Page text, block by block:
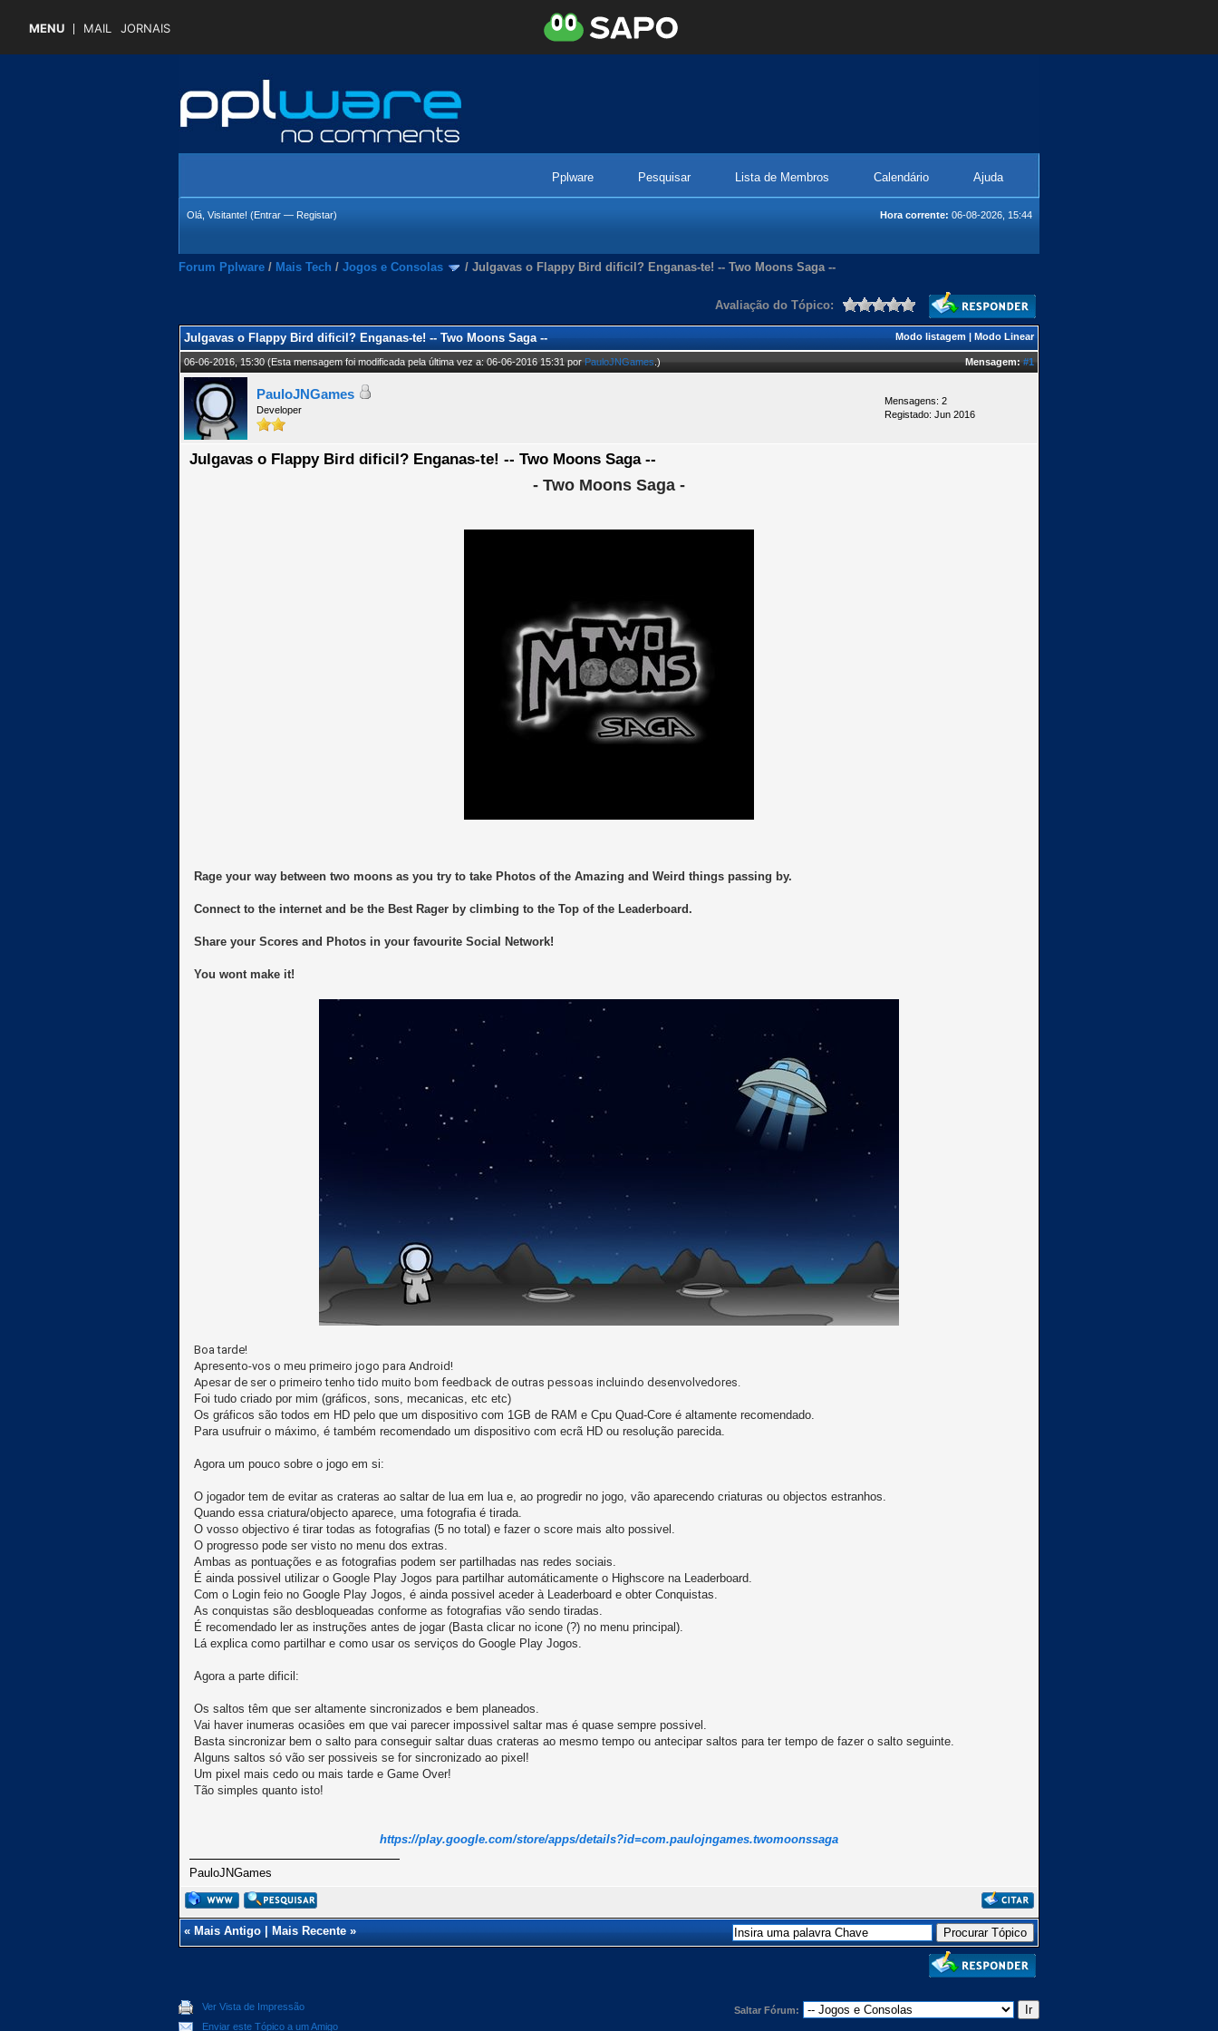
MENU MAIL JORNAIS
Pplware Pesquisar Lista de Membros Calendário Ajuda
Hora corrente: 06-08-2026, 15:44
Olá, Visitante! (Entrar — Registar)
Forum Pplware / Mais Tech / Jogos e Consolas / Julgavas o Flappy Bird dificil? Enganas-te! -- Two Moons Saga --
Avaliação do Tópico:
Modo listagem | Modo Linear
Julgavas o Flappy Bird dificil? Enganas-te! -- Two Moons Saga --
06-06-2016, 15:30(Esta mensagem foi modificada pela última vez a: 06-06-2016 15:31 porPauloJNGames.) Mensagem:#1
PauloJNGames
Developer
Mensagens: 2
Registado: Jun 2016
Julgavas o Flappy Bird dificil? Enganas-te! -- Two Moons Saga --
- Two Moons Saga -
Rage your way between two moons as you try to take Photos of the Amazing and Weird things passing by.
Connect to the internet and be the Best Rager by climbing to the Top of the Leaderboard.
Share your Scores and Photos in your favourite Social Network!
You wont make it!
Boa tarde!
Apresento-vos o meu primeiro jogo para Android!
Apesar de ser o primeiro tenho tido muito bom feedback de outras pessoas incluindo desenvolvedores.
Foi tudo criado por mim (gráficos, sons, mecanicas, etc etc)
Os gráficos são todos em HD pelo que um dispositivo com 1GB de RAM e Cpu Quad-Core é altamente recomendado.
Para usufruir o máximo, é também recomendado um dispositivo com ecrã HD ou resolução parecida.
Agora um pouco sobre o jogo em si:
O jogador tem de evitar as crateras ao saltar de lua em lua e, ao progredir no jogo, vão aparecendo criaturas ou objectos estranhos.
Quando essa criatura/objecto aparece, uma fotografia é tirada.
O vosso objectivo é tirar todas as fotografias (5 no total) e fazer o score mais alto possivel.
O progresso pode ser visto no menu dos extras.
Ambas as pontuações e as fotografias podem ser partilhadas nas redes sociais.
É ainda possivel utilizar o Google Play Jogos para partilhar automáticamente o Highscore na Leaderboard.
Com o Login feio no Google Play Jogos, é ainda possivel aceder à Leaderboard e obter Conquistas.
As conquistas são desbloqueadas conforme as fotografias vão sendo tiradas.
É recomendado ler as instruções antes de jogar (Basta clicar no icone (?) no menu principal).
Lá explica como partilhar e como usar os serviços do Google Play Jogos.
Agora a parte dificil:
Os saltos têm que ser altamente sincronizados e bem planeados.
Vai haver inumeras ocasiôes em que vai parecer impossivel saltar mas é quase sempre possivel.
Basta sincronizar bem o salto para conseguir saltar duas crateras ao mesmo tempo ou antecipar saltos para ter tempo de fazer o salto seguinte.
Alguns saltos só vão ser possiveis se for sincronizado ao pixel!
Um pixel mais cedo ou mais tarde e Game Over!
Tão simples quanto isto!
https://play.google.com/store/apps/details?id=com.paulojngames.twomoonssaga
PauloJNGames
«Mais Antigo|Mais Recente»
Ver Vista de Impressão
Enviar este Tópico a um Amigo
Saltar Fórum: